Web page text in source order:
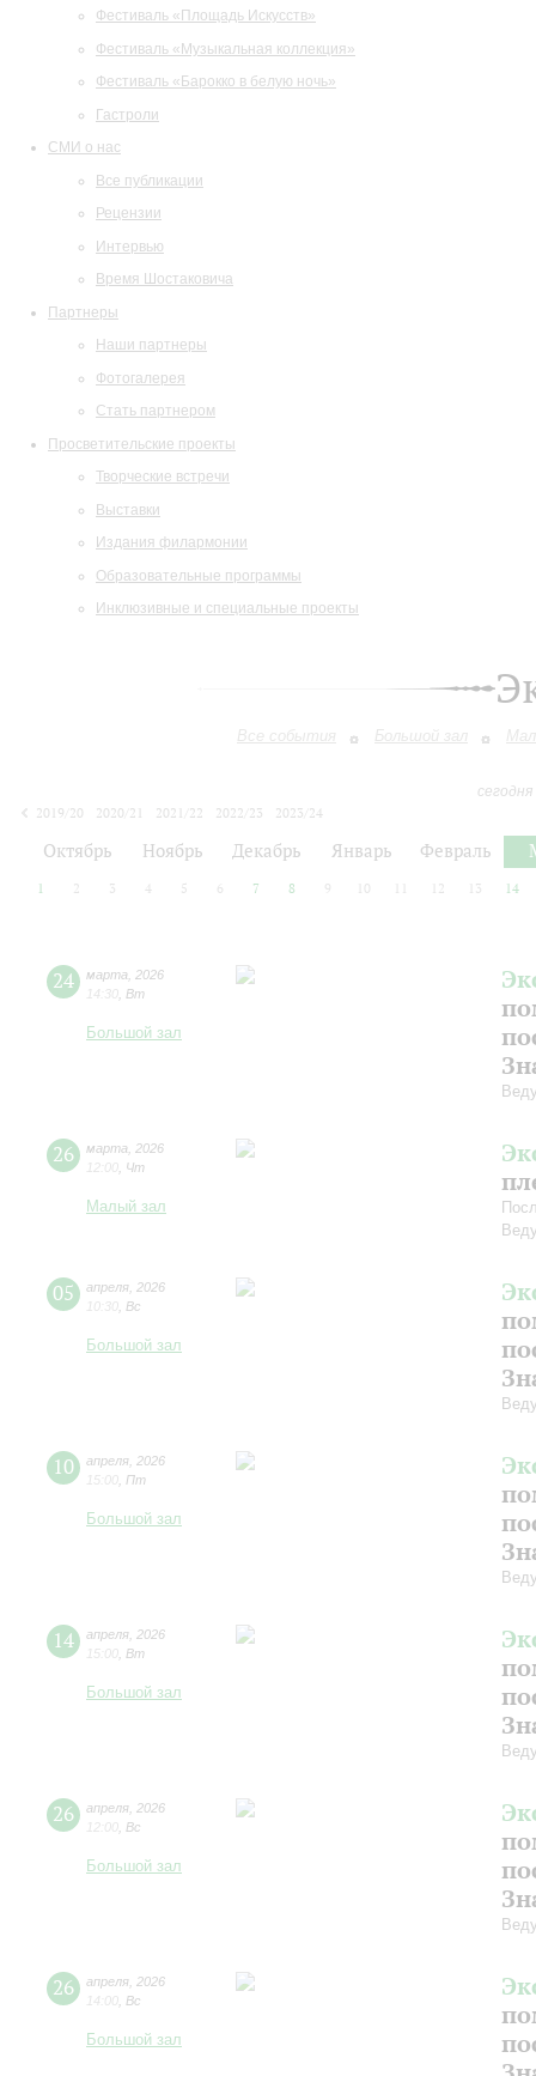
Фестиваль «Площадь Искусств»
Фестиваль «Музыкальная коллекция»
Фестиваль «Барокко в белую ночь»
Гастроли
СМИ о нас
Все публикации
Рецензии
Интервью
Время Шостаковича
Партнеры
Наши партнеры
Фотогалерея
Стать партнером
Просветительские проекты
Творческие встречи
Выставки
Издания филармонии
Образовательные программы
Инклюзивные и специальные проекты
Все события Большой зал
2019/20
2020/21 2021/22 2022/23
2023/24
Октябрь Ноябрь Декабрь Январь Февраль
1 2 3 4 5 6 7 8 9 10 12 13 14
24 марта
2026
14:30 Вт
Большой зал
26 марта
2026
12:00 Чт
Малый зал
05 апреля 2026
10:30 Вс
Большой зал
10 апреля 2026
15:00 Пт
Большой зал
14 апреля 2026
15:00 Вт
Большой зал
26 апреля 2026
12:00 Вс
Большой зал
26 апреля 2026
14:00 Вс
Большой зал